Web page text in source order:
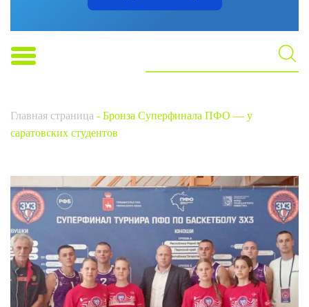
Главная страница - Бронза Суперфинала ПФО — у
саратовских студентов